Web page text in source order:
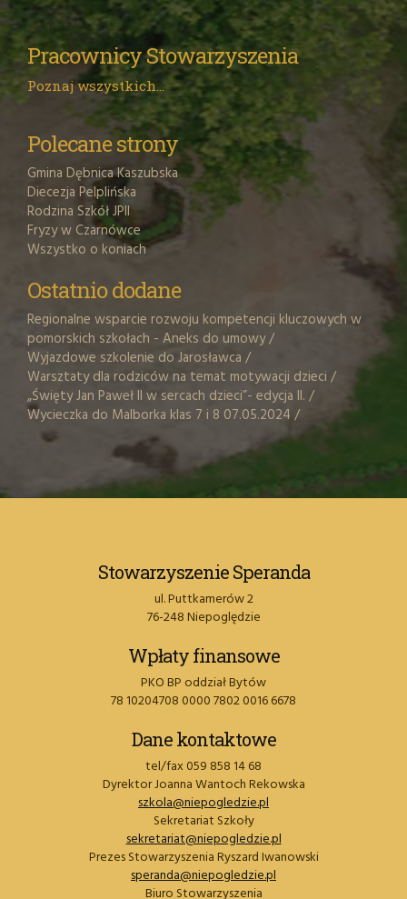
Pracownicy Stowarzyszenia
Poznaj wszystkich...
Polecane strony
Gmina Dębnica Kaszubska
Diecezja Pelplińska
Rodzina Szkół JPII
Fryzy w Czarnówce
Wszystko o koniach
Ostatnio dodane
Regionalne wsparcie rozwoju kompetencji kluczowych w
pomorskich szkołach - Aneks do umowy/
Wyjazdowe szkolenie do Jarosławca /
Warsztaty dla rodziców na temat motywacji dzieci /
„Święty Jan Paweł II w sercach dzieci”- edycja II. /
Wycieczka do Malborka klas 7 i 8 07.05.2024 /
Stowarzyszenie Speranda
ul. Puttkamerów 2
76-248 Niepoględzie
Wpłaty finansowe
PKO BP oddział Bytów
78 10204708 0000 7802 0016 6678
Dane kontaktowe
tel/fax 059 858 14 68
Dyrektor Joanna Wantoch Rekowska
szkola@niepogledzie.pl
Sekretariat Szkoły
sekretariat@niepogledzie.pl
Prezes Stowarzyszenia Ryszard Iwanowski
speranda@niepogledzie.pl
Biuro Stowarzyszenia